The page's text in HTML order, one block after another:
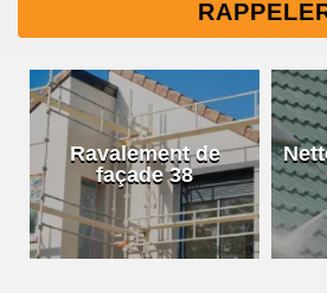
Ravalement de
façade 38